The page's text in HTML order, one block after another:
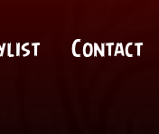
Contact